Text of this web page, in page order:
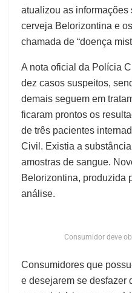
atualizou as informações
cerveja Belorizontina e
chamada de “doença
A nota oficial da Polícia
dez casos suspeitos,
demais seguem em
ficaram prontos os
de três pacientes
Civil. Existia a
amostras de sangue.
Belorizontina, produzida
análise.
Consumidor deve
Consumidores que
e desejarem se desfazer